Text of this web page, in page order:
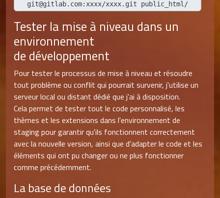
git@gitlab.com:xxxx/xxxx.git public_html/
Tester la mise à niveau dans un
environnement
de développement
Pour tester le processus de mise à niveau et résoudre
tout problème ou conflit qui pourrait survenir, j'utilise un
serveur local ou distant dédié que j'ai à disposition.
Cela permet de tester tout le code personnalisé, les
thèmes et les extensions dans l'environnement de
staging pour garantir qu'ils fonctionnent correctement
avec la nouvelle version, ainsi que d'adapter le code et les
éléments qui ont pu changer ou ne plus fonctionner
comme précédemment.
La base de données